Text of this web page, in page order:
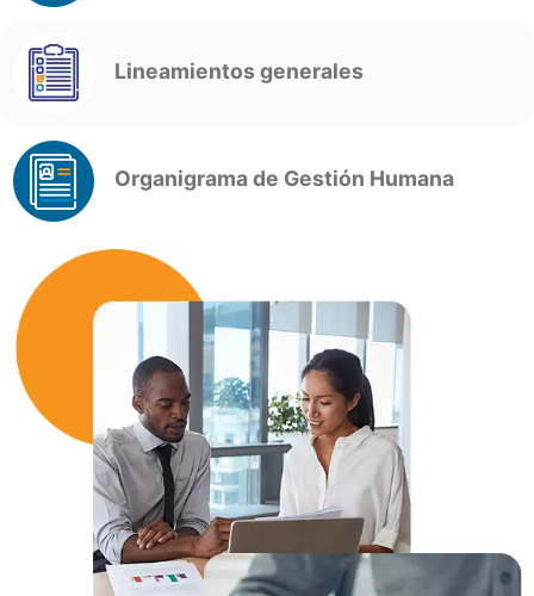
Lineamientos generales
Organigrama de Gestión Humana